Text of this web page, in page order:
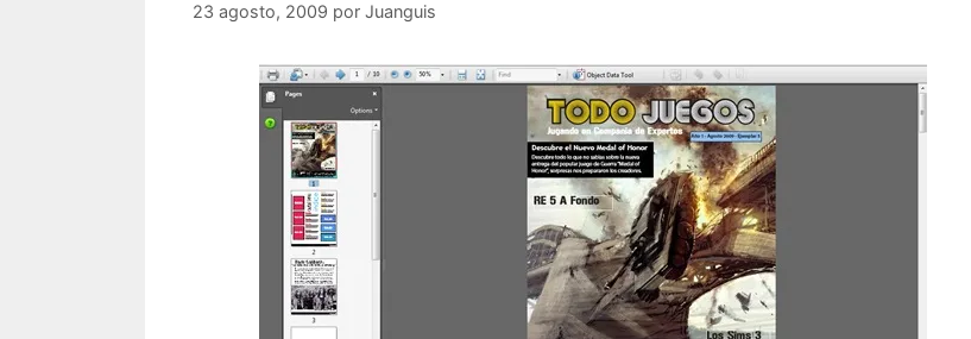
23 agosto, 2009 por Juanguis